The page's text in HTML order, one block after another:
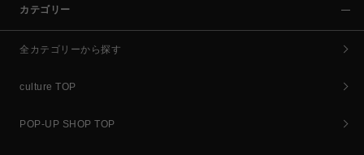
カテゴリー
全カテゴリーから探す
culture TOP
POP-UP SHOP TOP